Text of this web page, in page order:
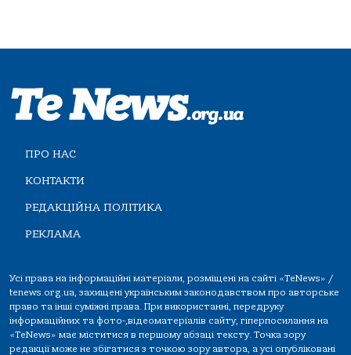
ПРО НАС
КОНТАКТИ
РЕДАКЦІЙНА ПОЛІТИКА
РЕКЛАМА
Усі права на інформаційні матеріали, розміщені на сайті «TeNews» /
tenews.org.ua, захищені українським законодавством про авторське
право та інші суміжні права. При використанні, передруку
інформаційних та фото-,відеоматеріалів сайту, гіперпосилання на
«TeNews» має міститися в першому абзаці тексту. Точка зору
редакції може не збігатися з точкою зору автора, а усі опубліковані